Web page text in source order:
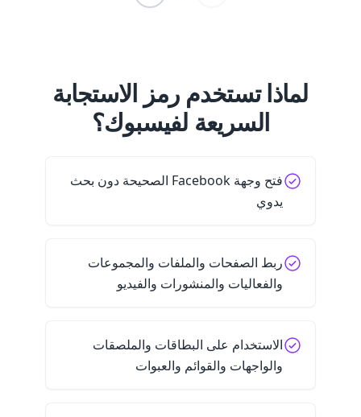
لماذا تستخدم رمز الاستجابة
السريعة لفيسبوك؟
فتح وجهة Facebook الصحيحة دون بحث
يدوي
ربط الصفحات والملفات والمجموعات
والفعاليات والمنشورات والفيديو
الاستخدام على البطاقات والملصقات
والواجهات والقوائم والعبوات